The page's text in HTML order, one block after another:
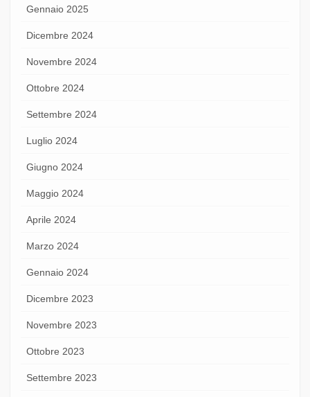
Gennaio 2025
Dicembre 2024
Novembre 2024
Ottobre 2024
Settembre 2024
Luglio 2024
Giugno 2024
Maggio 2024
Aprile 2024
Marzo 2024
Gennaio 2024
Dicembre 2023
Novembre 2023
Ottobre 2023
Settembre 2023